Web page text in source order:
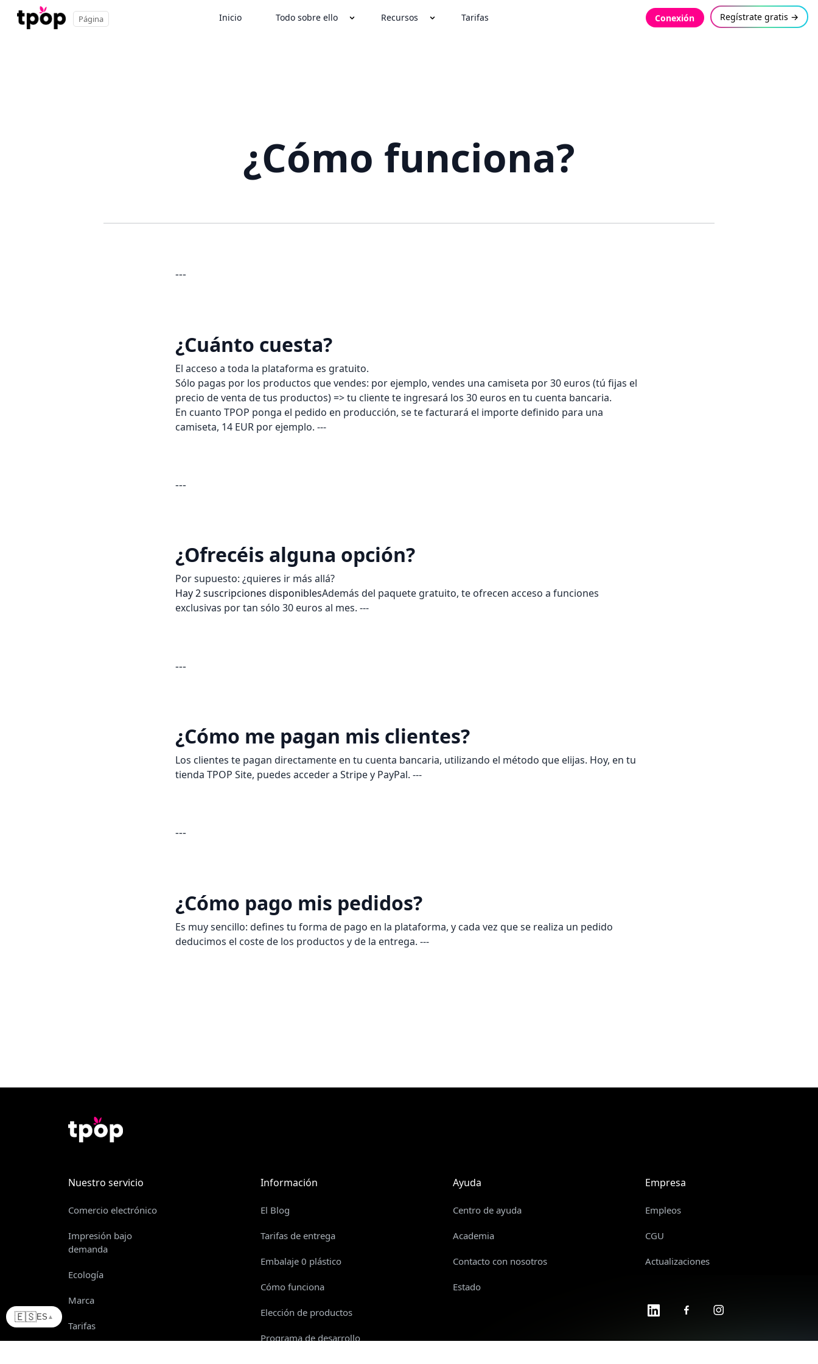
Página Inicio Todo sobre ello Recursos Tarifas Conexión Regístrate gratis →
¿Cómo funciona?
---
¿Cuánto cuesta?
El acceso a toda la plataforma es gratuito.
Sólo pagas por los productos que vendes: por ejemplo, vendes una camiseta por 30 euros (tú fijas el
precio de venta de tus productos) => tu cliente te ingresará los 30 euros en tu cuenta bancaria.
En cuanto TPOP ponga el pedido en producción, se te facturará el importe definido para una
camiseta, 14 EUR por ejemplo. ---
---
¿Ofrecéis alguna opción?
Por supuesto: ¿quieres ir más allá?
Hay 2 suscripciones disponiblesAdemás del paquete gratuito, te ofrecen acceso a funciones
exclusivas por tan sólo 30 euros al mes. ---
---
¿Cómo me pagan mis clientes?
Los clientes te pagan directamente en tu cuenta bancaria, utilizando el método que elijas. Hoy, en tu
tienda TPOP Site, puedes acceder a Stripe y PayPal. ---
---
¿Cómo pago mis pedidos?
Es muy sencillo: defines tu forma de pago en la plataforma, y cada vez que se realiza un pedido
deducimos el coste de los productos y de la entrega. ---
Nuestro servicio
Comercio electrónico
Impresión bajo
demanda
Ecología
Marca
Tarifas
Información
El Blog
Tarifas de entrega
Embalaje 0 plástico
Cómo funciona
Elección de productos
Programa de desarrollo
Ayuda
Centro de ayuda
Academia
Contacto con nosotros
Estado
Empresa
Empleos
CGU
Actualizaciones
🇪🇸ES ▲